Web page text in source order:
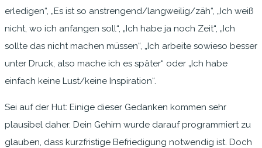
erledigen“, „Es ist so anstrengend/langweilig/zäh“, „Ich weiß
nicht, wo ich anfangen soll“, „Ich habe ja noch Zeit“, „Ich
sollte das nicht machen müssen“, „Ich arbeite sowieso besser
unter Druck, also mache ich es später“ oder „Ich habe
einfach keine Lust/keine Inspiration“.
Sei auf der Hut: Einige dieser Gedanken kommen sehr
plausibel daher. Dein Gehirn wurde darauf programmiert zu
glauben, dass kurzfristige Befriedigung notwendig ist. Doch